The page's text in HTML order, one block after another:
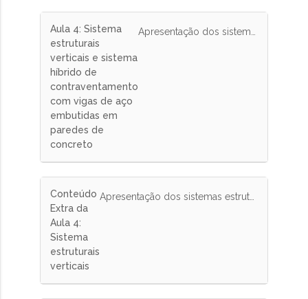
Aula 4: Sistema
estruturais
verticais e sistema
híbrido de
contraventamento
com vigas de aço
embutidas em
paredes de
concreto
Apresentação dos sistemas estruturais verticais para edifícios de andares múltiplos e de modelos de cálculo para o dimensionamento da ligação de vigas de aço embutidas em paredes de concreto para análise do comportamento de sistema de contraventamento híbrido.
Conteúdo
Extra da
Aula 4:
Sistema
estruturais
verticais
Apresentação dos sistemas estruturais verticais para edifícios de andares múltiplos e de modelos de cálculo para o dimensionamento da ligação de vigas de aço embutidas em paredes de concreto para análise do comportamento de sistema de contraventamento híbrido.